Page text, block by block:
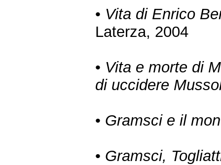
• Vita di Enrico
Laterza, 2004
• Vita e morte di
di uccidere
• Gramsci e il
• Gramsci,